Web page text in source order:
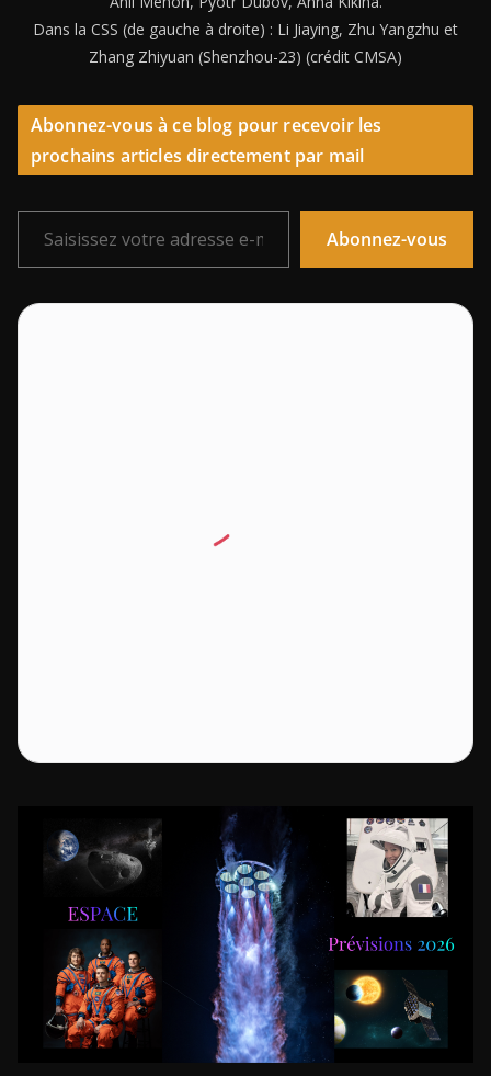
Dans la CSS (de gauche à droite) : Li Jiaying, Zhu Yangzhu et
Zhang Zhiyuan (Shenzhou-23) (crédit CMSA)
Abonnez-vous à ce blog pour recevoir les
prochains articles directement par mail
Saisissez votre adresse e-mail…
Abonnez-vous